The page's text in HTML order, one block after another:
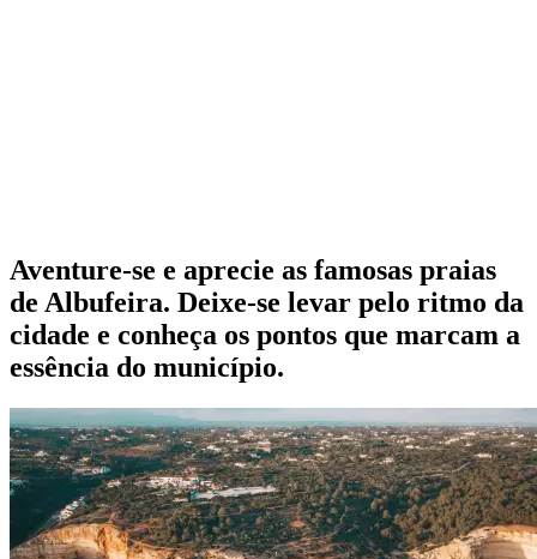
Aventure-se e aprecie as famosas praias
de Albufeira. Deixe-se levar pelo ritmo da
cidade e conheça os pontos que marcam a
essência do município.